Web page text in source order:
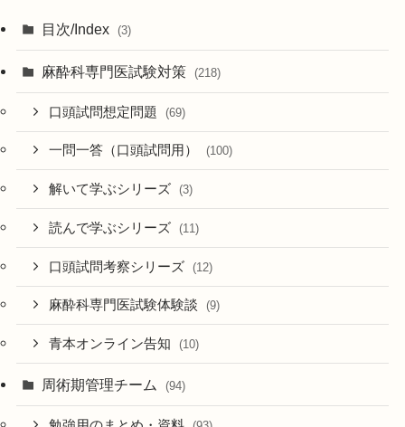
目次/Index (3)
麻酔科専門医試験対策 (218)
口頭試問想定問題 (69)
一問一答（口頭試問用） (100)
解いて学ぶシリーズ (3)
読んで学ぶシリーズ (11)
口頭試問考察シリーズ (12)
麻酔科専門医試験体験談 (9)
青本オンライン告知 (10)
周術期管理チーム (94)